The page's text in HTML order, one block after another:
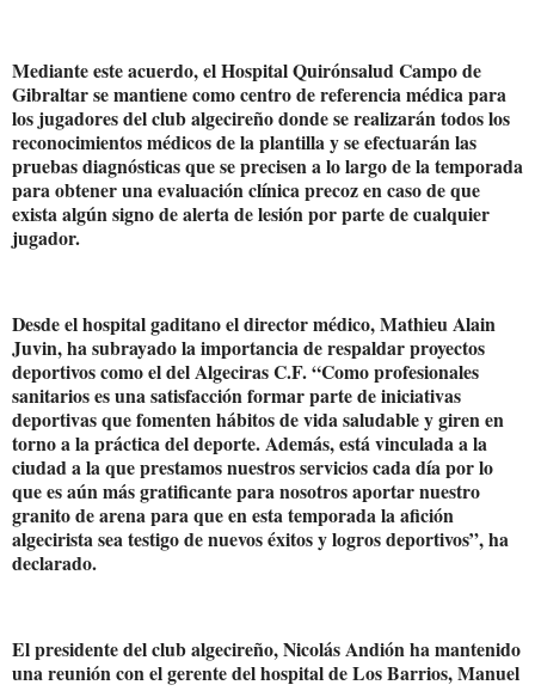
Mediante este acuerdo, el Hospital Quirónsalud Campo de
Gibraltar se mantiene como centro de referencia médica para
los jugadores del club algecireño donde se realizarán todos los
reconocimientos médicos de la plantilla y se efectuarán las
pruebas diagnósticas que se precisen a lo largo de la temporada
para obtener una evaluación clínica precoz en caso de que
exista algún signo de alerta de lesión por parte de cualquier
jugador.
Desde el hospital gaditano el director médico, Mathieu Alain
Juvin, ha subrayado la importancia de respaldar proyectos
deportivos como el del Algeciras C.F. “Como profesionales
sanitarios es una satisfacción formar parte de iniciativas
deportivas que fomenten hábitos de vida saludable y giren en
torno a la práctica del deporte. Además, está vinculada a la
ciudad a la que prestamos nuestros servicios cada día por lo
que es aún más gratificante para nosotros aportar nuestro
granito de arena para que en esta temporada la afición
algecirista sea testigo de nuevos éxitos y logros deportivos”, ha
declarado.
El presidente del club algecireño, Nicolás Andión ha mantenido
una reunión con el gerente del hospital de Los Barrios, Manuel